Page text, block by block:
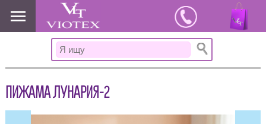
www.viotex37.ru
ПИЖАМА ЛУНАРИЯ-2